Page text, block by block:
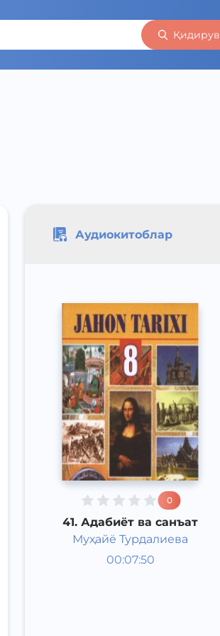
Қидирув
Аудиокитоблар
0
41. Адабиёт ва санъат
Муҳайё Турдалиева
00:07:50
Жаҳон тарихи 8